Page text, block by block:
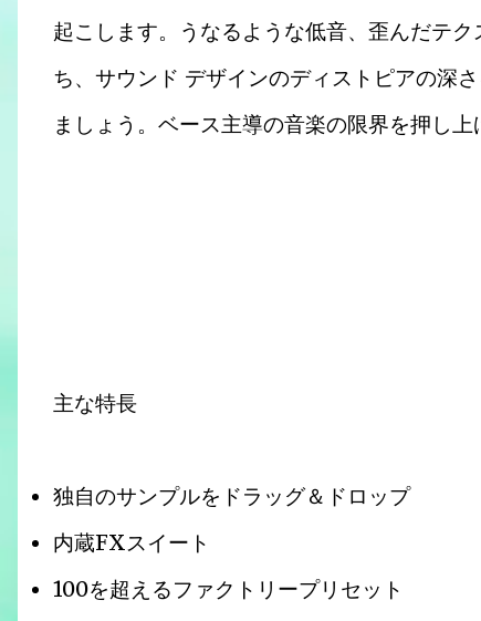
起こします。うなるような低音、歪んだテ
ち、サウンド デザインのディストピアの深
ましょう。ベース主導の音楽の限界を押し上
主な特長
独自のサンプルをドラッグ＆ドロップ
内蔵FXスイート
100を超えるファクトリープリセット